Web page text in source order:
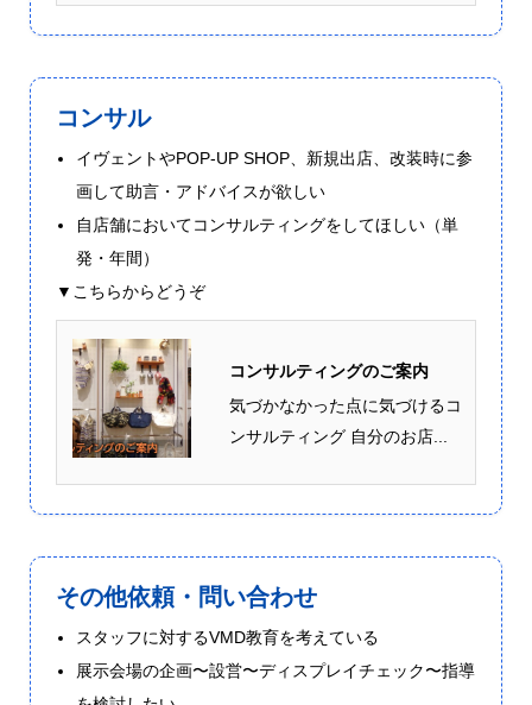
コンサル
イヴェントやPOP-UP SHOP、新規出店、改装時に参
画して助言・アドバイスが欲しい
自店舗においてコンサルティングをしてほしい（単
発・年間）
▼こちらからどうぞ
コンサルティングのご案内
気づかなかった点に気づけるコ
ンサルティング 自分のお店...
その他依頼・問い合わせ
スタッフに対するVMD教育を考えている
展示会場の企画〜設営〜ディスプレイチェック〜指導